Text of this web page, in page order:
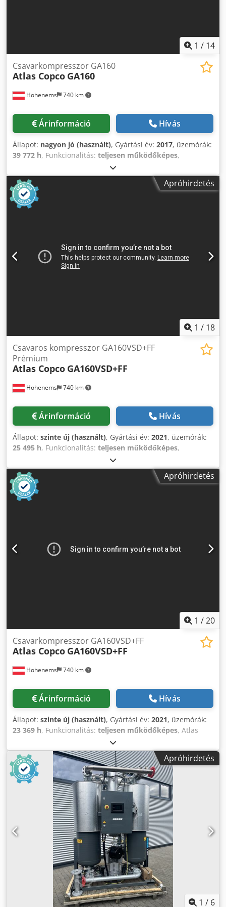
1 / 14
Hohenems 740 km
Csavarkompresszor GA160
Atlas Copco GA160
Árinformáció Hívás
Állapot: nagyon jó (használt), Gyártási év: 2017, üzemórák:
39 772 h, Funkcionalitás: teljesen működőképes,
Csavarkompresszor Atlas Copco GA160 160 kW 7,5 bar
30,20 m3/perc Gyártási év: 2017 Crsdpoyzhccjfx Alwef
Üzemóra: 36.772
Apróhirdetés
1 / 18
Hohenems 740 km
Csavaros kompresszor GA160VSD+FF
Prémium
Atlas Copco GA160VSD+FF
Árinformáció Hívás
Állapot: szinte új (használt), Gyártási év: 2021, üzemórák:
25 495 h, Funkcionalitás: teljesen működőképes,
Csavarkompresszor Atlas Copco GA160VSD+FF. Beépített
szárító és frekvenciaváltó. 160 kW, 8,3 bar, 33,10 m³/perc.
Gyártási év: 2021. Üzemórák: 25 495. Cedjyzg Eispfx Alworf
Apróhirdetés
1 /20
Hohenems 740 km
Csavarkompresszor GA160VSD+FF
Atlas Copco GA160VSD+FF
Árinformáció Hívás
Állapot: szinte új (használt), Gyártási év: 2021, üzemórák:
23 369 h, Funkcionalitás: teljesen működőképes, Atlas
Copco GA160VSD+FF Premium csavarkompresszor
Crodpfxoyzgtys Alwjf Integrált frekvenciaváltóval és
szárítóval. 160 kW 8,30 bar 33,10 m3/perc Gyártási év: 2021
Üzemóra: 23.369
Apróhirdetés
1 / 6